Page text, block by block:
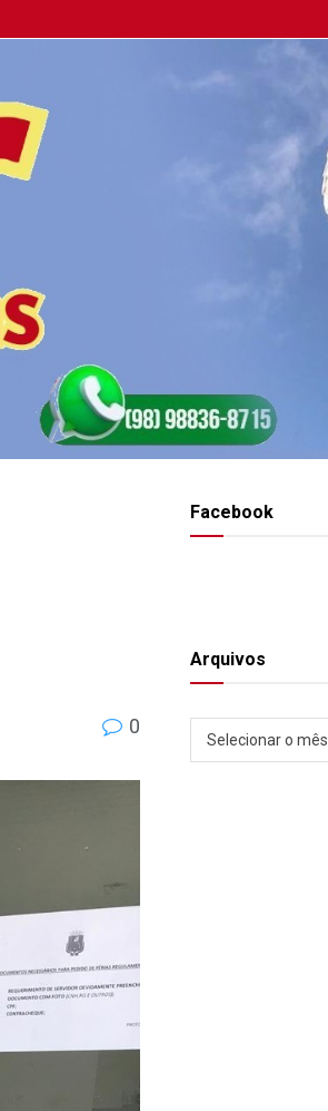
0
Facebook
Arquivos
Arquivos
Selecionar o mês